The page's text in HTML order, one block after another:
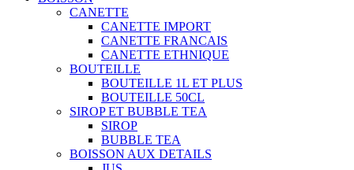
CANETTE
CANETTE IMPORT
CANETTE FRANCAIS
CANETTE ETHNIQUE
BOUTEILLE
BOUTEILLE 1L ET PLUS
BOUTEILLE 50CL
SIROP ET BUBBLE TEA
SIROP
BUBBLE TEA
BOISSON AUX DETAILS